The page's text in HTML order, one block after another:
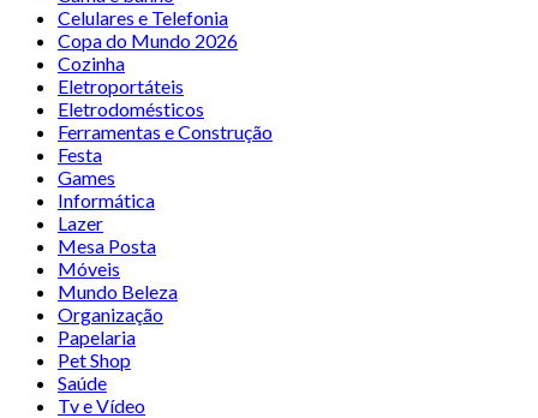
Celulares e Telefonia
Copa do Mundo 2026
Cozinha
Eletroportáteis
Eletrodomésticos
Ferramentas e Construção
Festa
Games
Informática
Lazer
Mesa Posta
Móveis
Mundo Beleza
Organização
Papelaria
Pet Shop
Saúde
Tv e Vídeo